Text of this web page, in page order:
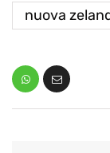
nuova